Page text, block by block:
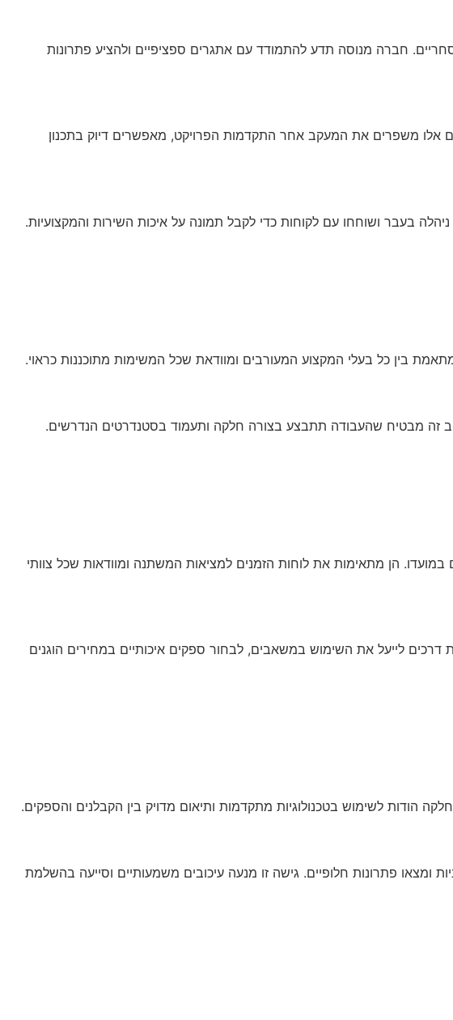
חברה מנוסה תדע להתמודד עם אתגרים ספציפיים ולהציע פתרונות
אלו משפרים את המעקב אחר התקדמות הפרויקט, מאפשרים דיוק בתכנון
בעבר ושוחחו עם לקוחות כדי לקבל תמונה על איכות השירות והמקצועיות.
בין כל בעלי המקצוע המעורבים ומוודאת שכל המשימות מתוכננות כראוי.
זה מבטיח שהעבודה תתבצע בצורה חלקה ותעמוד בסטנדרטים הנדרשים.
הן מתאימות את לוחות הזמנים למציאות המשתנה ומוודאות שכל צוותי
דרכים לייעל את השימוש במשאבים, לבחור ספקים איכותיים במחירים הוגנים
הודות לשימוש בטכנולוגיות מתקדמות ותיאום מדויק בין הקבלנים והספקים.
ומצאו פתרונות חלופיים. גישה זו מנעה עיכובים משמעותיים וסייעה בהשלמת